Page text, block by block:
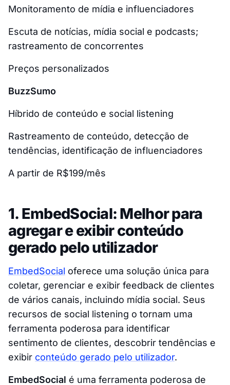
Monitoramento de mídia e influenciadores
Escuta de notícias, mídia social e podcasts;
rastreamento de concorrentes
Preços personalizados
BuzzSumo
Híbrido de conteúdo e social listening
Rastreamento de conteúdo, detecção de
tendências, identificação de influenciadores
A partir de R$199/mês
1. EmbedSocial: Melhor para
agregar e exibir conteúdo
gerado pelo utilizador
EmbedSocial oferece uma solução única para
coletar, gerenciar e exibir feedback de clientes
de vários canais, incluindo mídia social. Seus
recursos de social listening o tornam uma
ferramenta poderosa para identificar
sentimento de clientes, descobrir tendências e
exibir conteúdo gerado pelo utilizador.
EmbedSocial é uma ferramenta poderosa de